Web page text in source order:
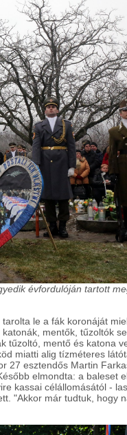
évfordulóján tartott
le a fák koronáját
mentők, tűzoltók
tűzoltó, mentő és katona
miatti alig tízméteres
27 esztendős Martin
elmondta: a baleset
kassai célállomásától -
"Akkor már tudtuk, hogy